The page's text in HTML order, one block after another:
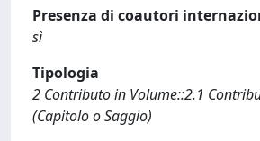
Presenza di coautori
sì
Tipologia
2 Contributo in Volume::2.1
(Capitolo o Saggio)